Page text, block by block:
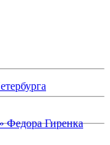
Федора Гиренка